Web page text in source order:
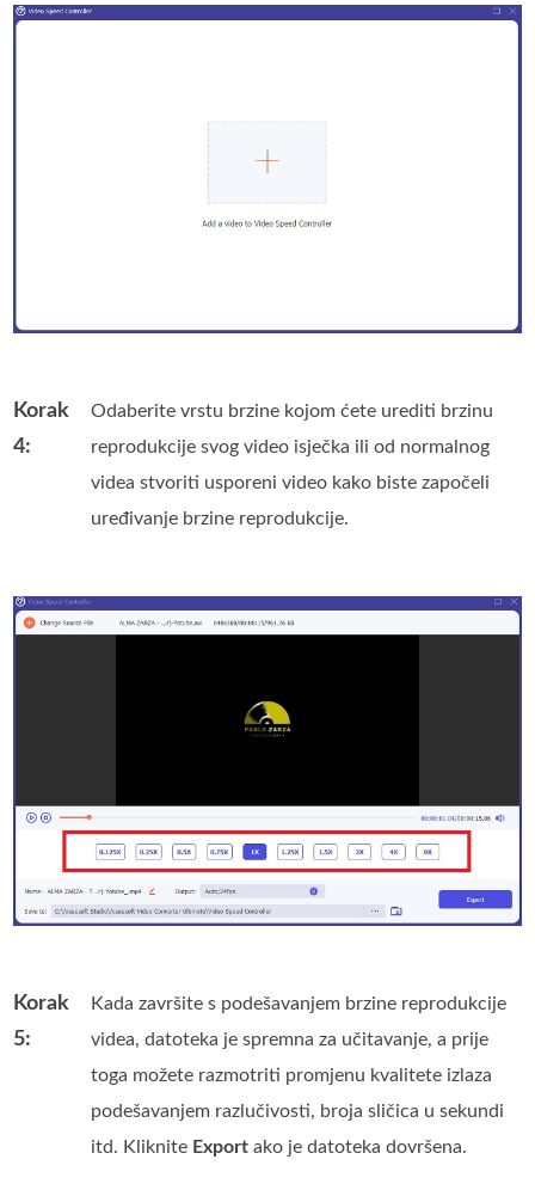
Korak
4:
Odaberite vrstu brzine kojom ćete urediti brzinu
reprodukcije svog video isječka ili od normalnog
videa stvoriti usporeni video kako biste započeli
uređivanje brzine reprodukcije.
Korak
5:
Kada završite s podešavanjem brzine reprodukcije
videa, datoteka je spremna za učitavanje, a prije
toga možete razmotriti promjenu kvalitete izlaza
podešavanjem razlučivosti, broja sličica u sekundi
itd. Kliknite Export ako je datoteka dovršena.